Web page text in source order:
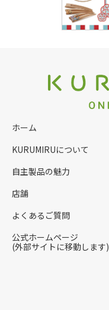
ホーム
KURUMIRUについて
自主製品の魅力
店舗
よくあるご質問
公式ホームページ
(外部サイトに移動します)